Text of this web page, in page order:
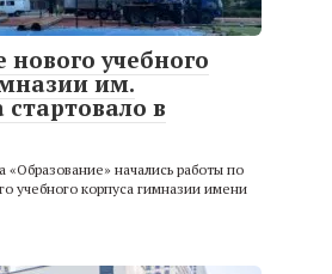
нового учебного
им.
в
«Образование» начались работы по
учебного корпуса гимназии имени